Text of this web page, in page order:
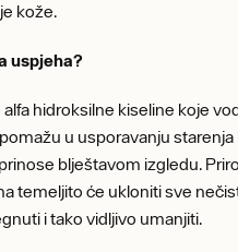
kože.
uspjeha?
hidroksilne kiseline koje
u usporavanju starenja
blještavom izgledu.
temeljito će ukloniti sve
i tako vidljivo umanjiti.